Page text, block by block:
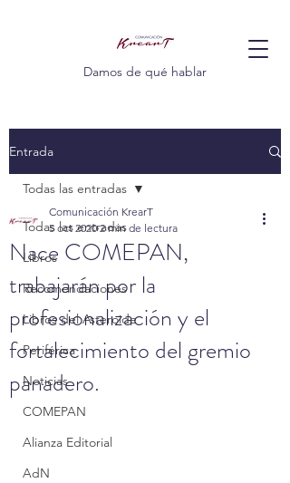
Damos de qué hablar
Entrada
Todas las entradas
Libros
Recomendaciones
Libros del Asteroide
Periférica
Noticias
COMEPAN
Alianza Editorial
AdN
Todas las entradas
Nace COMEPAN,
trabajarán por la
profesionalización y el
fortalecimiento del gremio
panadero.
Comunicación KrearT
5 oct 2020 2 min de lectura